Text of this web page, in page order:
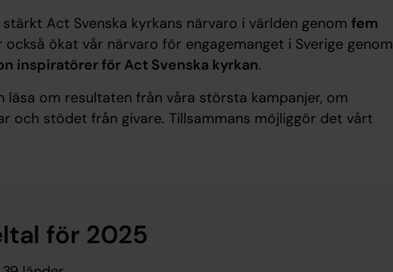
Act Svenska kyrkans närvaro i världen genom fem
också ökat vår närvaro för engagemanget i Sverige genom
inspiratörer för Act Svenska kyrkan.
läsa om resultaten från våra största kampanjer, om
och stödet från givare. Tillsammans möjliggör det vårt
för 2025